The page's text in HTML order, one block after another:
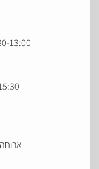
11:30-13:00 הרצאה עם
15:30 שיחת הכנה עם